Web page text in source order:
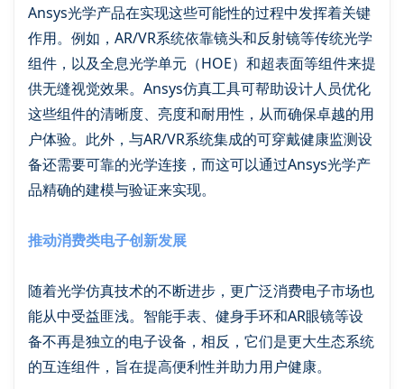
Ansys光学产品在实现这些可能性的过程中发挥着关键
作用。例如，AR/VR系统依靠镜头和反射镜等传统光学
组件，以及全息光学单元（HOE）和超表面等组件来提
供无缝视觉效果。Ansys仿真工具可帮助设计人员优化
这些组件的清晰度、亮度和耐用性，从而确保卓越的用
户体验。此外，与AR/VR系统集成的可穿戴健康监测设
备还需要可靠的光学连接，而这可以通过Ansys光学产
品精确的建模与验证来实现。
推动消费类电子创新发展
随着光学仿真技术的不断进步，更广泛消费电子市场也
能从中受益匪浅。智能手表、健身手环和AR眼镜等设
备不再是独立的电子设备，相反，它们是更大生态系统
的互连组件，旨在提高便利性并助力用户健康。